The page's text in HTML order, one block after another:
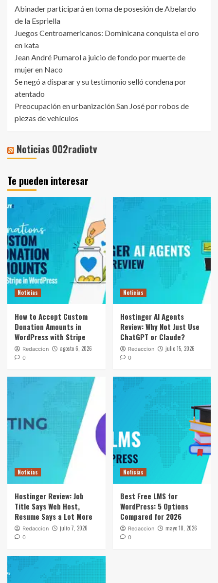
Abinader participará en toma de posesión de Abelardo
de la Espriella
Juegos Centroamericanos: Dominicana conquista el oro
en kata
Jean André Pumarol a juicio de fondo por muerte de
mujer en Naco
Se negó a disparar y su testimonio selló condena por
atentado
Preocupación en urbanización San José por robos de
piezas de vehículos
Noticias 002radiotv
Te pueden interesar
Noticias
How to Accept Custom
Donation Amounts in
WordPress with Stripe
Redaccion agosto 6, 2026
0
Noticias
Hostinger AI Agents
Review: Why Not Just Use
ChatGPT or Claude?
Redaccion julio 15, 2026
0
Noticias
Hostinger Review: Job
Title Says Web Host,
Resume Says a Lot More
Redaccion julio 7, 2026
0
Noticias
Best Free LMS for
WordPress: 5 Options
Compared for 2026
Redaccion mayo 18, 2026
0